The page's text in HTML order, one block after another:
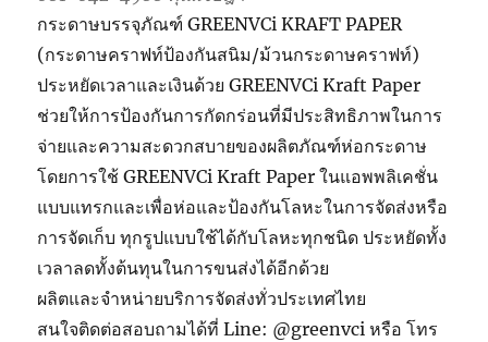
กระดาษบรรจุภัณฑ์ GREENVCi KRAFT PAPER
(กระดาษคราฟท์ป้องกันสนิม/ม้วนกระดาษคราฟท์)
ประหยัดเวลาและเงินด้วย GREENVCi Kraft Paper
ช่วยให้การป้องกันการกัดกร่อนที่มีประสิทธิภาพในการ
จ่ายและความสะดวกสบายของผลิตภัณฑ์ห่อกระดาษ
โดยการใช้ GREENVCi Kraft Paper ในแอพพลิเคชั่น
แบบแทรกและเพื่อห่อและป้องกันโลหะในการจัดส่งหรือ
การจัดเก็บ ทุกรูปแบบใช้ได้กับโลหะทุกชนิด ประหยัดทั้ง
เวลาลดทั้งต้นทุนในการขนส่งได้อีกด้วย
ผลิตและจำหน่ายบริการจัดส่งทั่วประเทศไทย
สนใจติดต่อสอบถามได้ที่ Line: @greenvci หรือ โทร